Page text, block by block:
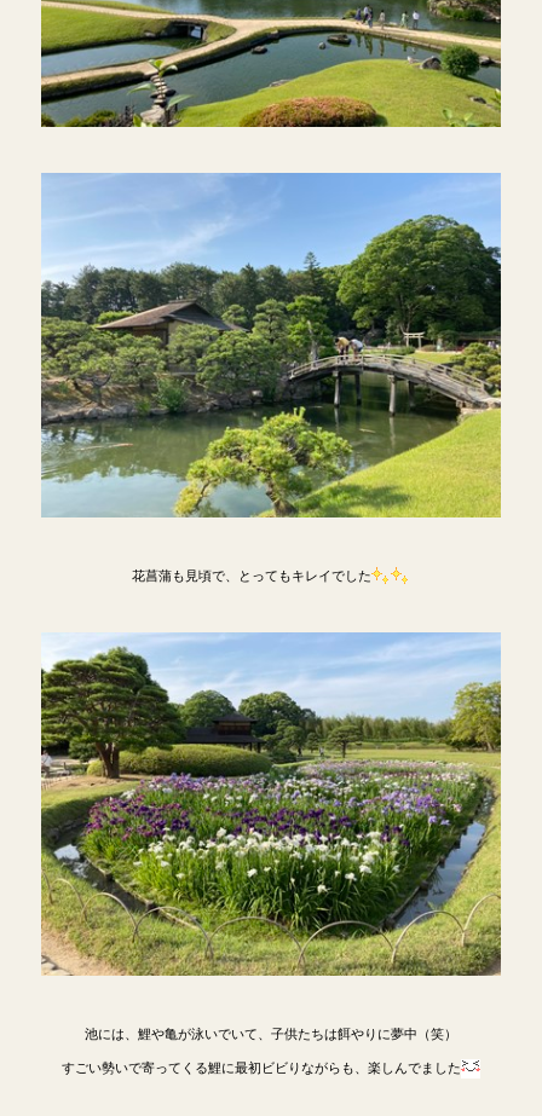
花菖蒲も見頃で、とってもキレイでした
池には、鯉や亀が泳いでいて、子供たちは餌やりに夢中（笑）
すごい勢いで寄ってくる鯉に最初ビビりながらも、楽しんでました